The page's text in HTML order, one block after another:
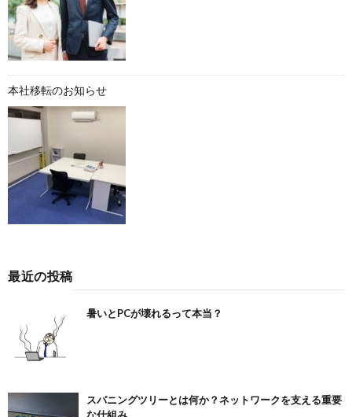
本社移転のお知らせ
最近の投稿
暑いとPCが壊れるって本当？
スパニングツリーとは何か？ネットワークを支える重要
な仕組み